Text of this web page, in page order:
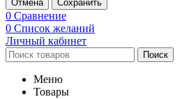
Отмена Сохранить
0 Сравнение
0 Список желаний
Личный кабинет
Поиск
Меню
Товары